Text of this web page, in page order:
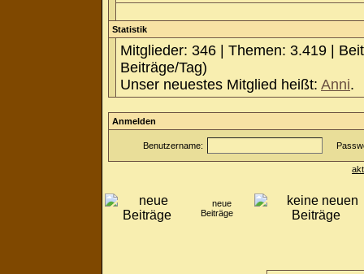
Statistik
Mitglieder: 346 | Themen: 3.419 |
Beiträge/Tag)
Unser neuestes Mitglied heißt: Anni.
Anmelden
Benutzername:
neue
Beiträge